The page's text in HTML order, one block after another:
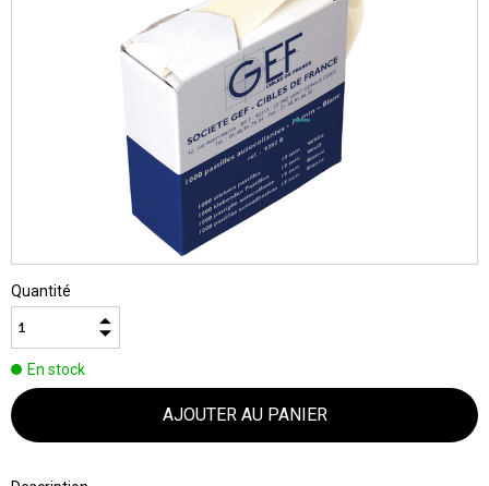
Quantité
En stock